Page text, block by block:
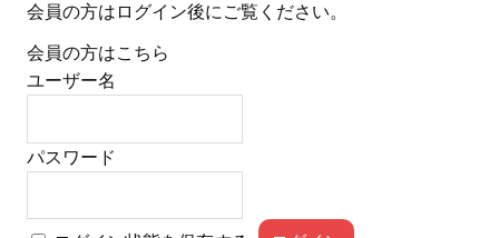
会員の方はログイン後にご覧ください。
会員の方はこちら
ユーザー名
パスワード